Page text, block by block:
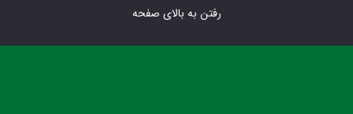
رفتن به بالای صفحه